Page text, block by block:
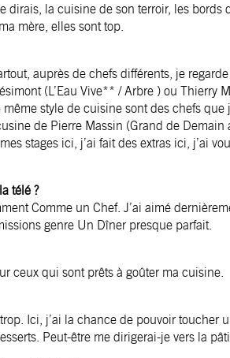
dirais, la cuisine de son terroir, les bords
mère, elles sont top.
auprès de chefs différents, je
(L’Eau Vive** / Arbre ) ou Thierry
style de cuisine sont des chefs que
de Pierre Massin (Grand de Demain
stages ici, j’ai fait des extras ici, j’ai
télé ?
Comme un Chef. J’ai aimé
genre Un Dîner presque parfait.
ceux qui sont prêts à goûter ma cuisine.
Ici, j’ai la chance de pouvoir toucher
Peut-être me dirigerai-je vers la